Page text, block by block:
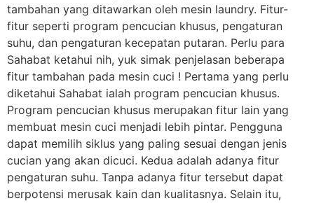
tambahan yang ditawarkan oleh mesin laundry. Fitur-
fitur seperti program pencucian khusus, pengaturan
suhu, dan pengaturan kecepatan putaran. Perlu para
Sahabat ketahui nih, yuk simak penjelasan beberapa
fitur tambahan pada mesin cuci ! Pertama yang perlu
diketahui Sahabat ialah program pencucian khusus.
Program pencucian khusus merupakan fitur lain yang
membuat mesin cuci menjadi lebih pintar. Pengguna
dapat memilih siklus yang paling sesuai dengan jenis
cucian yang akan dicuci. Kedua adalah adanya fitur
pengaturan suhu. Tanpa adanya fitur tersebut dapat
berpotensi merusak kain dan kualitasnya. Selain itu,